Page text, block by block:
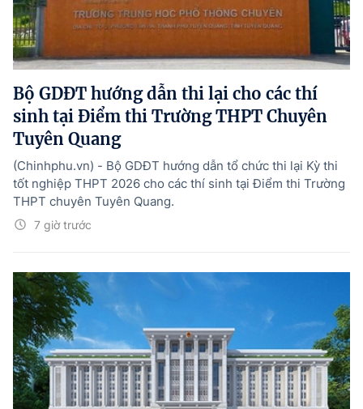
Bộ GDĐT hướng dẫn thi lại cho các thí
sinh tại Điểm thi Trường THPT Chuyên
Tuyên Quang
7 giờ trước
(Chinhphu.vn) - Bộ GDĐT hướng dẫn tổ chức thi lại Kỳ thi
tốt nghiệp THPT 2026 cho các thí sinh tại Điểm thi Trường
THPT chuyên Tuyên Quang.